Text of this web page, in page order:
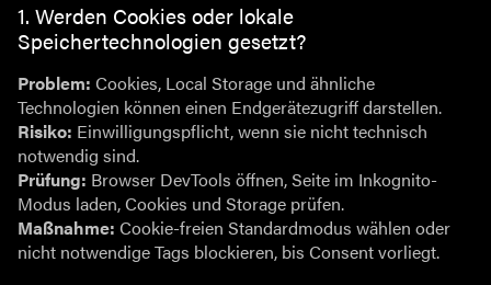
1. Werden Cookies oder lokale
Speichertechnologien gesetzt?
Problem: Cookies, Local Storage und ähnliche
Technologien können einen Endgerätezugriff darstellen.
Risiko: Einwilligungspflicht, wenn sie nicht technisch
notwendig sind.
Prüfung: Browser DevTools öffnen, Seite im Inkognito-
Modus laden, Cookies und Storage prüfen.
Maßnahme: Cookie-freien Standardmodus wählen oder
nicht notwendige Tags blockieren, bis Consent vorliegt.